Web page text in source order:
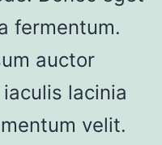
fermentum.
auctor
lacinia
velit.